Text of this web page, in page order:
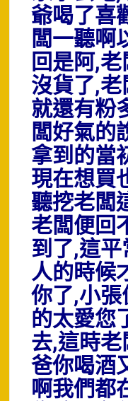
爺喝了喜
闆一聽啊
回是阿,
沒貨了,
就還有粉
闆好氣的
拿到的當
現在想買
聽挖老闆
老闆便回
到了,這
人的時候
你了,小
的太愛您
去,這時
爸你喝酒
啊我們都